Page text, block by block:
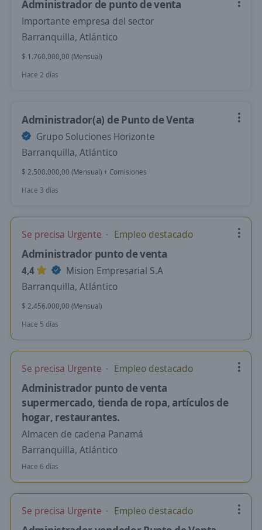
Administrador de punto de venta
Importante empresa del sector
Barranquilla, Atlántico
$ 1.760.000,00 (Mensual)
Hace 2 días
Administrador(a) de Punto de Venta
Grupo Soluciones Horizonte
Barranquilla, Atlántico
$ 2.500.000,00 (Mensual) + Comisiones
Hace 3 días
Se precisa Urgente Empleo destacado
Administrador punto de venta
4,4
Mision Empresarial S.A
Barranquilla, Atlántico
$ 2.456.000,00 (Mensual)
Hace 5 días
Se precisa Urgente Empleo destacado
Administrador punto de venta
supermercado, tienda de ropa, artículos de
hogar, restaurantes.
Almacen de cadena Panamá
Barranquilla, Atlántico
Hace 6 días
Se precisa Urgente Empleo destacado